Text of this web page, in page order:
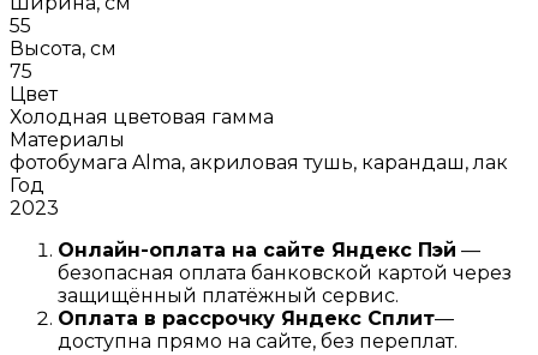
55
Высота, см
75
Цвет
Холодная цветовая гамма
Материалы
фотобумага Alma, акриловая тушь, карандаш, лак
Год
2023
Онлайн-оплата на сайте Яндекс Пэй —
безопасная оплата банковской картой через
защищённый платёжный сервис.
Оплата в рассрочку Я ндекс Сплит—
доступна прямо на сайте, без переплат.